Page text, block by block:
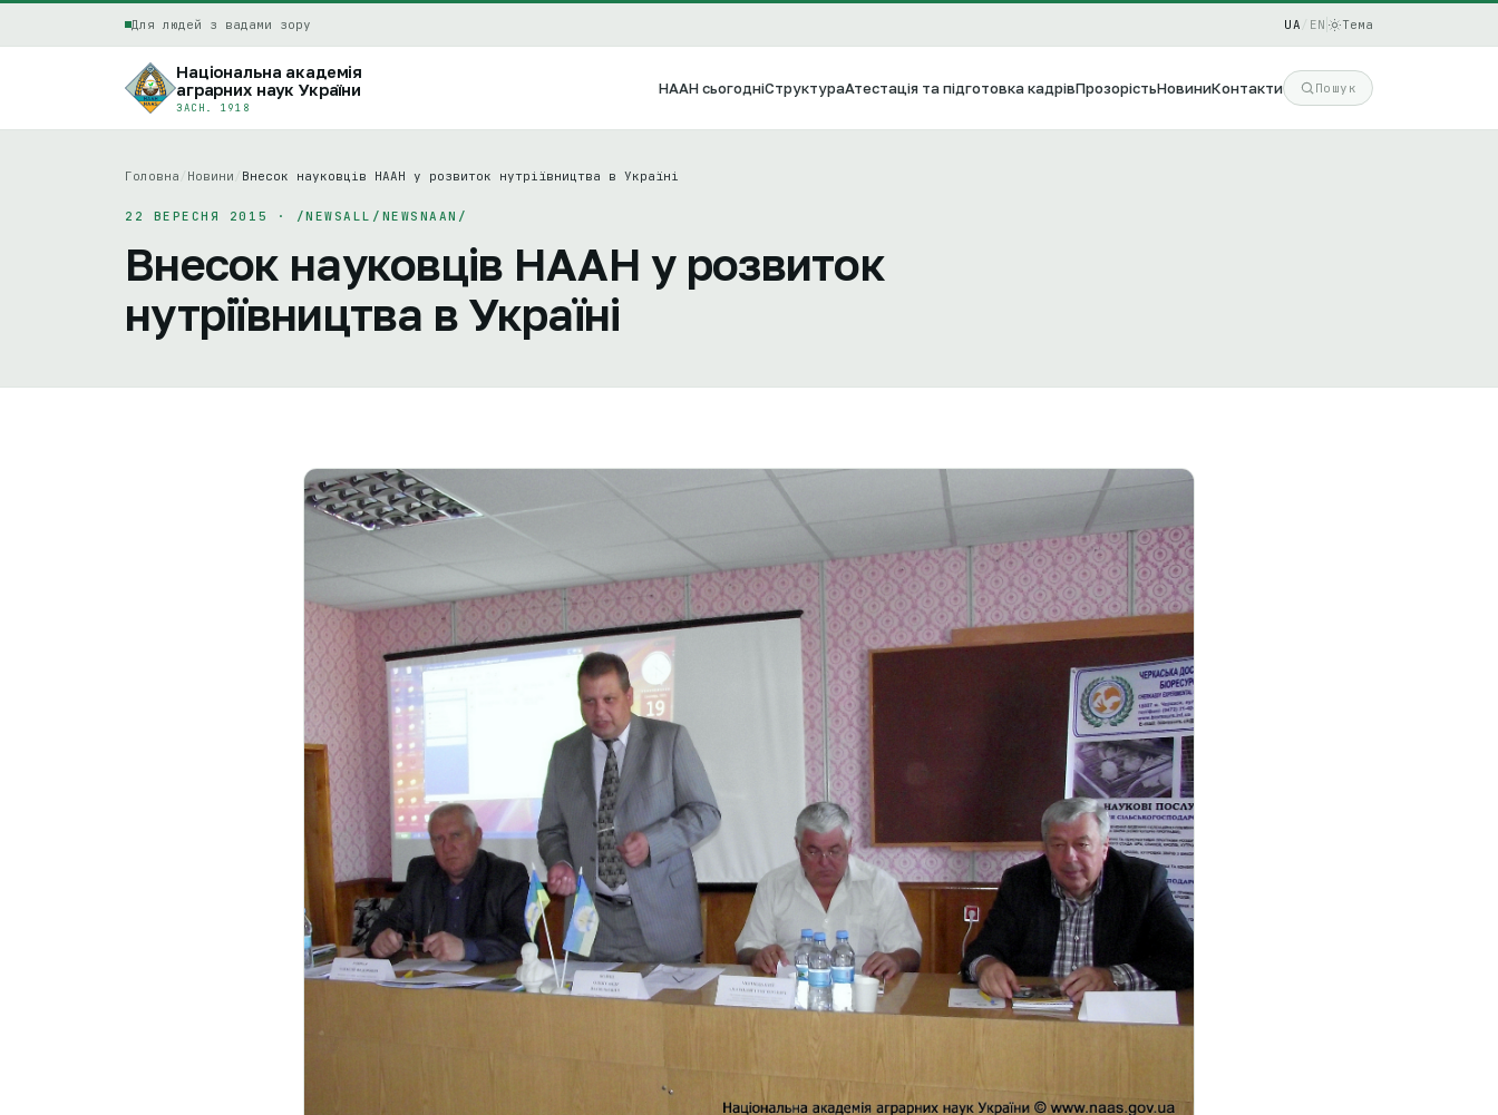
Для людей з вадами зору UA EN Тема
Національна академія
аграрних наук України
ЗАСН. 1918
НААН сьогодніСтруктураАтестація та підготовка кадрівПрозорістьНовиниКонтакти Пошук
Головна Новини Внесок науковців НААН у розвиток нутріївництва в Україні
22 ВЕРЕСНЯ 2015 · /NEWSALL/NEWSNAAN/
Внесок науковців НААН у розвиток
нутріївництва в Україні